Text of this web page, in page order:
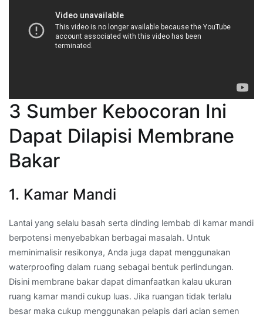
3 Sumber Kebocoran Ini
Dapat Dilapisi Membrane
Bakar
1. Kamar Mandi
Lantai yang selalu basah serta dinding lembab di kamar mandi
berpotensi menyebabkan berbagai masalah. Untuk
meminimalisir resikonya, Anda juga dapat menggunakan
waterproofing dalam ruang sebagai bentuk perlindungan.
Disini membrane bakar dapat dimanfaatkan kalau ukuran
ruang kamar mandi cukup luas. Jika ruangan tidak terlalu
besar maka cukup menggunakan pelapis dari acian semen